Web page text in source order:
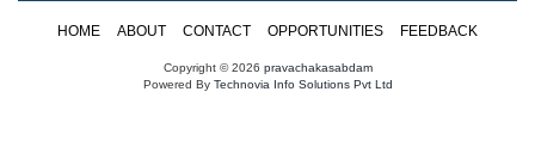
HOME ABOUT CONTACT OPPORTUNITIES FEEDBACK
Copyright © 2026 pravachakasabdam
Powered ByTechnovia Info Solutions Pvt Ltd